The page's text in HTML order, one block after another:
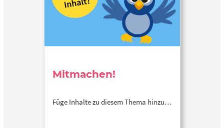
Mitmachen!
Füge Inhalte zu diesem Thema hinzu…